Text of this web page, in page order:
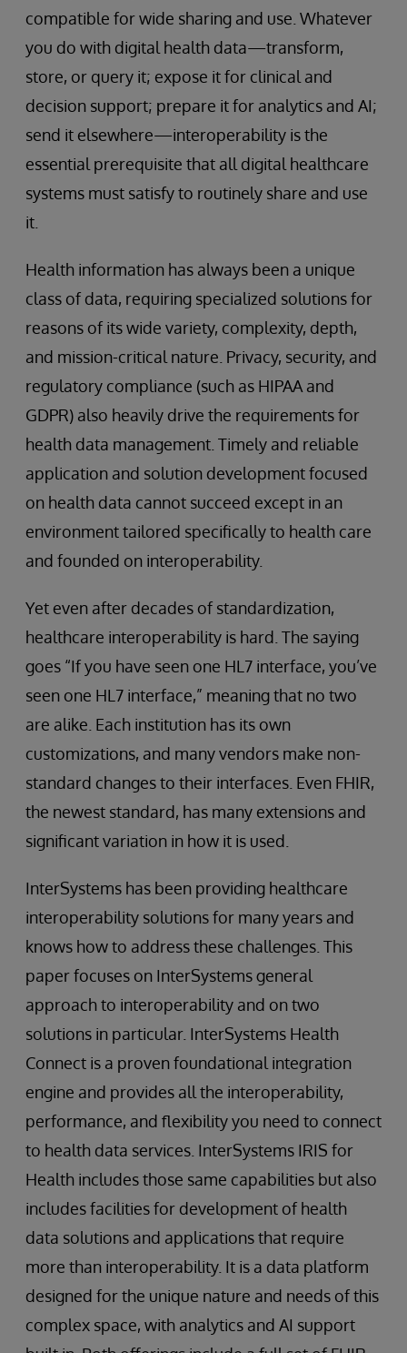
compatible for wide sharing and use. Whatever
you do with digital health data—transform,
store, or query it; expose it for clinical and
decision support; prepare it for analytics and AI;
send it elsewhere—interoperability is the
essential prerequisite that all digital healthcare
systems must satisfy to routinely share and use
it.
Health information has always been a unique
class of data, requiring specialized solutions for
reasons of its wide variety, complexity, depth,
and mission-critical nature. Privacy, security, and
regulatory compliance (such as HIPAA and
GDPR) also heavily drive the requirements for
health data management. Timely and reliable
application and solution development focused
on health data cannot succeed except in an
environment tailored specifically to health care
and founded on interoperability.
Yet even after decades of standardization,
healthcare interoperability is hard. The saying
goes “If you have seen one HL7 interface, you’ve
seen one HL7 interface,” meaning that no two
are alike. Each institution has its own
customizations, and many vendors make non-
standard changes to their interfaces. Even FHIR,
the newest standard, has many extensions and
significant variation in how it is used.
InterSystems has been providing healthcare
interoperability solutions for many years and
knows how to address these challenges. This
paper focuses on InterSystems general
approach to interoperability and on two
solutions in particular. InterSystems Health
Connect is a proven foundational integration
engine and provides all the interoperability,
performance, and flexibility you need to connect
to health data services. InterSystems IRIS for
Health includes those same capabilities but also
includes facilities for development of health
data solutions and applications that require
more than interoperability. It is a data platform
designed for the unique nature and needs of this
complex space, with analytics and AI support